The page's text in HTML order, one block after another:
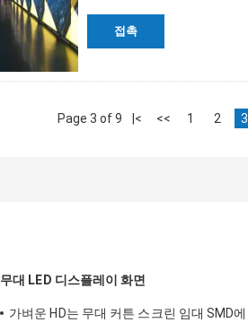
접촉
Page 3 of 9 |< << 1 2 3
무대 LED 디스플레이 화면
가벼운 HD는 무대 커튼 스크린 임대 SMD에